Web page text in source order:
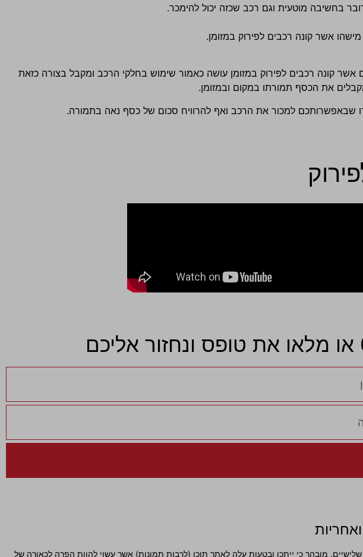
בחשיבה מוטעית וגם רכב שכזה יכול להימכר.
אשר קונה רכבים לפירוק במזומן.
קונה רכבים לפירוק במזומן עושה כאמור שימוש בחלקי הרכב ומקבל בצורה כזאת
את הכסף תמורתו במקום ובמזומן.
שבאפשרותכם למכור את הרכב ואף להרוויח סכום של כסף נאה בתמורה.
מובהר כי ייתכן ובטעות עלה לאתר תוכן (לרבות תמונות) אשר עשוי להוות הפרה לכאורה של